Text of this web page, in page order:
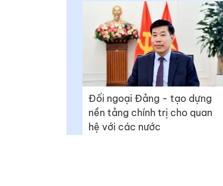
Đối ngoại Đảng - tạo dựng
nền tảng chính trị cho quan
hệ với các nước